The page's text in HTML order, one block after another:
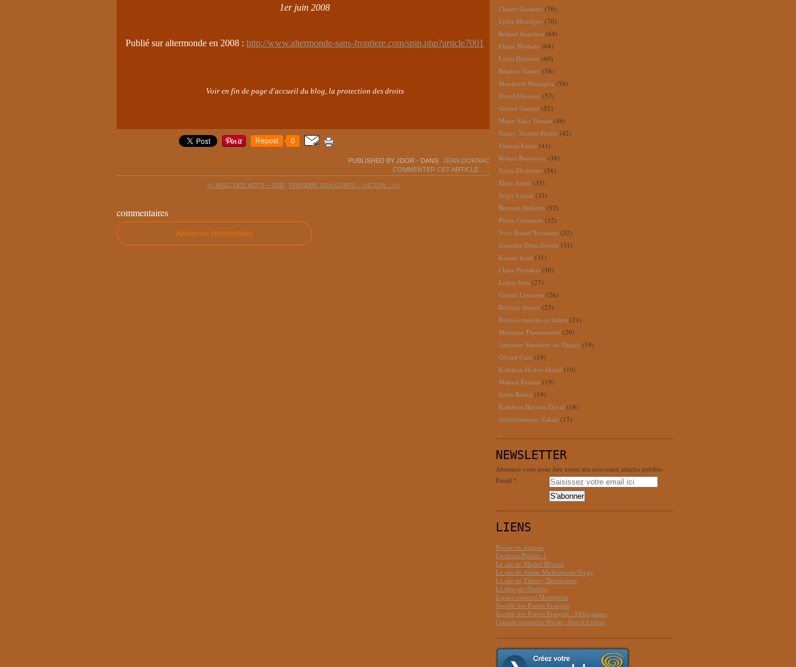
1er juin 2008
Publié sur altermonde en 2008 : http://www.altermonde-sans-frontiere.com/spip.php?article7001
Voir en fin de page d'accueil du blog, la protection des droits
Repost 0
PUBLISHED BY JDOR - DANS
JEAN DORNAC
COMMENTER CET ARTICLE
<< AVEC DES MOTS – ODE PRENDRE SON CORPS – VICTOR... >>
commentaires
Ajouter un commentaire
Claude Gauthier (76)
Lydia Montigny (70)
Roland Souchon (68)
Eliane Hurtado (64)
Louis Delorme (60)
Béatrice Gaudy (58)
Mouloudi Mustapha (58)
David Chomier (57)
Gérard Gautier (52)
Marie Alice Theard (46)
Nancy Turnier-Férère (42)
Etienne Fatras (41)
Robert Bonnefoy (38)
Sonia Elvireanu (38)
Elina Adam (35)
Serge Lascar (33)
Bernard Delpech (32)
Pierre Guérande (32)
Yves Romel Toussaint (32)
Jeannine Dion-Guérin (31)
Kacem Issad (31)
Claire Prendkis (30)
Leafar Izen (27)
Gérard Leyzieux (26)
Barbara Auzou (25)
Poèmes traduits en italien (21)
Monique Thomassettie (20)
Athanase Vantchev de Thracy (19)
Gérard Cazé (19)
Kathleen Hyden-David (19)
Miloud Keddar (19)
Salah Bekka (19)
Kathleen Hayden-David (18)
Abderrahmane Zakad (17)
NEWSLETTER
Abonnez-vous pour être averti des nouveaux articles publiés.
Email
LIENS
Poésie en Amitiés
Couleurs Poésies 1
Le site de Michel Bénard
Le site de Annie Mullenbach-Nigay
Le site de Thierry Deschamps
Le blog de Pierfetz
Espace culturel Mompezat
Société des Poètes Français
Société des Poètes Français - Délégations
Cénacle européen Poésie, Arts et Lettres